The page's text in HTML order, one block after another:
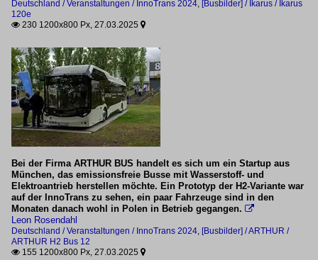
Alstom XLZ
JK-Wagen
RVK Köln
Kutsentis E-Solar City
Saarbahn
Stadler Citylink (VDV-TramTrain)
SWB Bonn
Skoda ForCity 41T
Deutschland / Veranstaltungen / InnoTrans 2024, [Busbilder] / Ikarus / Ikarus
120e
 230 1200x800 Px, 27.03.2025 
Bei der Firma ARTHUR BUS handelt es sich um ein Startup aus
München, das emissionsfreie Busse mit Wasserstoff- und
Elektroantrieb herstellen möchte. Ein Prototyp der H2-Variante war
auf der InnoTrans zu sehen, ein paar Fahrzeuge sind in den
Monaten danach wohl in Polen in Betrieb gegangen. 
Leon Rosendahl
Deutschland / Veranstaltungen / InnoTrans 2024, [Busbilder] / ARTHUR /
ARTHUR H2 Bus 12
 155 1200x800 Px, 27.03.2025 